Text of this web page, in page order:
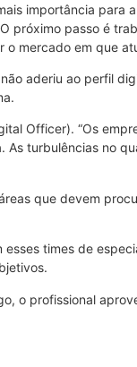
importância para
passo é
o mercado em que
aderiu ao perfil
Officer). “Os
turbulências no
que devem
times de
o profissional